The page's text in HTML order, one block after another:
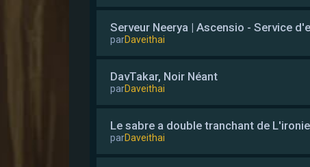
Serveur Neerya | Ascensio - Service
parDaveithai
DavTakar, Noir Néant
parDaveithai
Le sabre a double tranchant de
parDaveithai